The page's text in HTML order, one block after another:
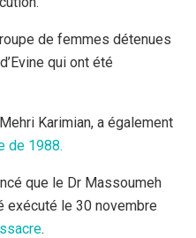
de femmes détenues
qui ont été
Karimian, a également
de 1988.
que le Dr Massoumeh
exécuté le 30 novembre
.